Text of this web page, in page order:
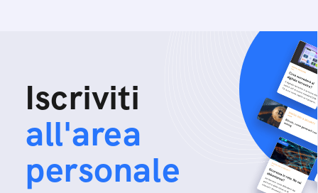
Iscriviti
all'area
personale